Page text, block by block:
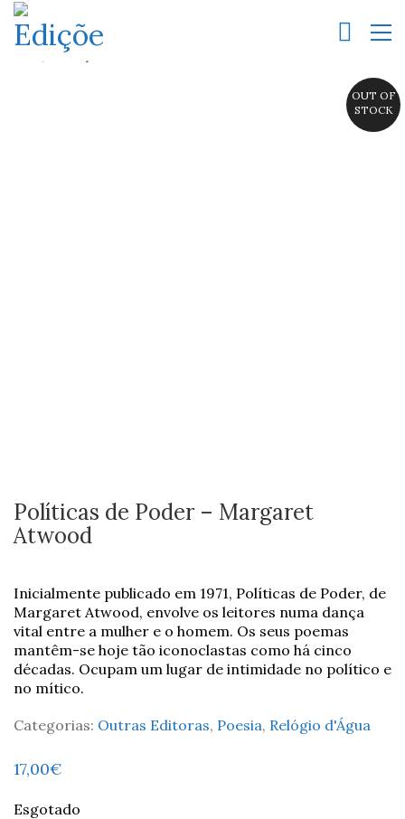
OUT OF
STOCK
Políticas de Poder – Margaret
Atwood
Inicialmente publicado em 1971, Políticas de Poder, de
Margaret Atwood, envolve os leitores numa dança
vital entre a mulher e o homem. Os seus poemas
mantêm-se hoje tão iconoclastas como há cinco
décadas. Ocupam um lugar de intimidade no político e
no mítico.
Categorias: Outras Editoras, Poesia, Relógio d'Água
17,00€
Esgotado